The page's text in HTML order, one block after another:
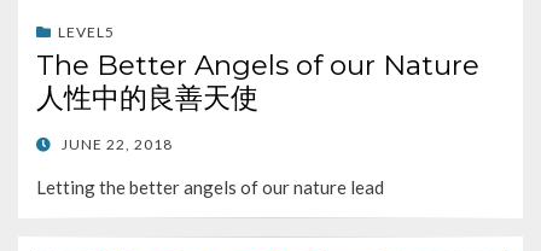
LEVEL5
The Better Angels of our Nature
人性中的良善天使
POSTED
JUNE 22, 2018
Letting the better angels of our nature lead